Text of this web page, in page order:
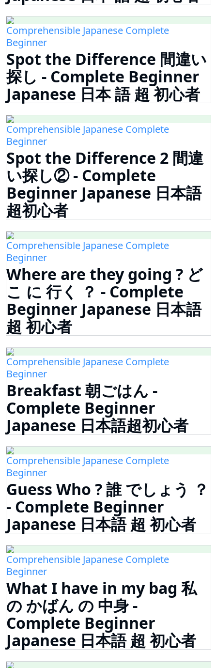
Comprehensible Japanese Complete
Beginner
Spot the Difference 間違い
探し - Complete Beginner
Japanese 日本 語 超 初心者
Comprehensible Japanese Complete
Beginner
Spot the Difference 2 間違
い探し② - Complete
Beginner Japanese 日本語
超初心者
Comprehensible Japanese Complete
Beginner
Where are they going ? ど
こ に 行く ？ - Complete
Beginner Japanese 日本語
超 初心者
Comprehensible Japanese Complete
Beginner
Breakfast 朝ごはん -
Complete Beginner
Japanese 日本語超初心者
Comprehensible Japanese Complete
Beginner
Guess Who ? 誰 でしょう ？
- Complete Beginner
Japanese 日本語 超 初心者
Comprehensible Japanese Complete
Beginner
What I have in my bag 私
の かばん の 中身 -
Complete Beginner
Japanese 日本語 超 初心者